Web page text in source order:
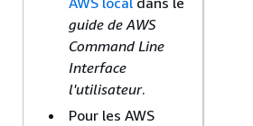
guide de AWS
Command Line
Interface
l'utilisateur.
Pour les AWS